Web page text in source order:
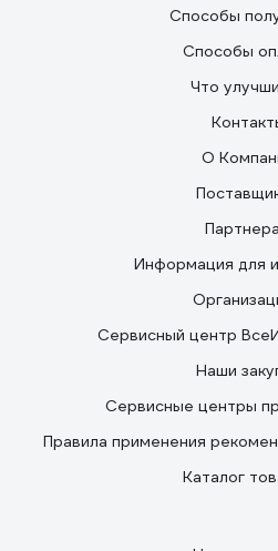
Способы
Способы
Что
О
Информация для
Сервисный центр
Наши
Сервисные центры
Правила применения
Каталог